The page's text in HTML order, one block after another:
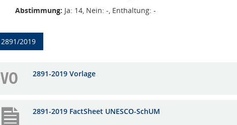
Abstimmung: Ja: 14, Nein: -, Enthaltung: -
2891/2019
VO 2891-2019 Vorlage
2891-2019 FactSheet UNESCO-SchUM